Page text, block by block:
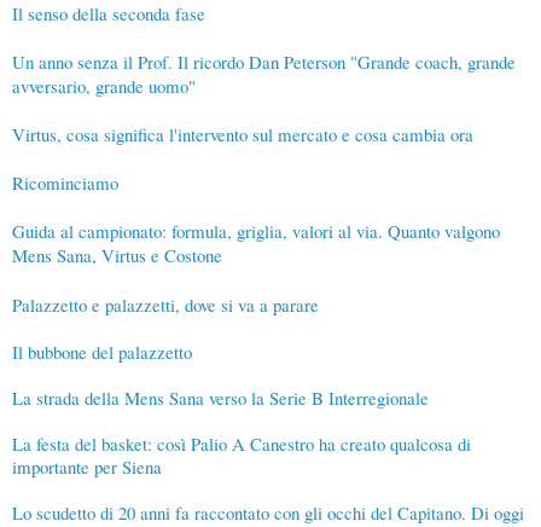
Il senso della seconda fase
Un anno senza il Prof. Il ricordo Dan Peterson "Grande coach, grande
avversario, grande uomo"
Virtus, cosa significa l'intervento sul mercato e cosa cambia ora
Ricominciamo
Guida al campionato: formula, griglia, valori al via. Quanto valgono
Mens Sana, Virtus e Costone
Palazzetto e palazzetti, dove si va a parare
Il bubbone del palazzetto
La strada della Mens Sana verso la Serie B Interregionale
La festa del basket: così Palio A Canestro ha creato qualcosa di
importante per Siena
Lo scudetto di 20 anni fa raccontato con gli occhi del Capitano. Di oggi